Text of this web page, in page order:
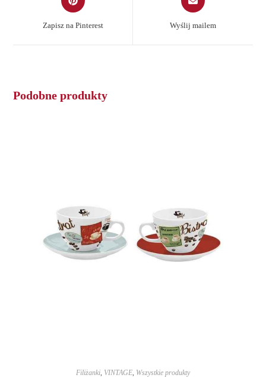
in
Zapisz na Pinterest
in
new
Wyślij mailem
Podobne produkty
Filiżanki, VINTAGE, Wszystkie produkty